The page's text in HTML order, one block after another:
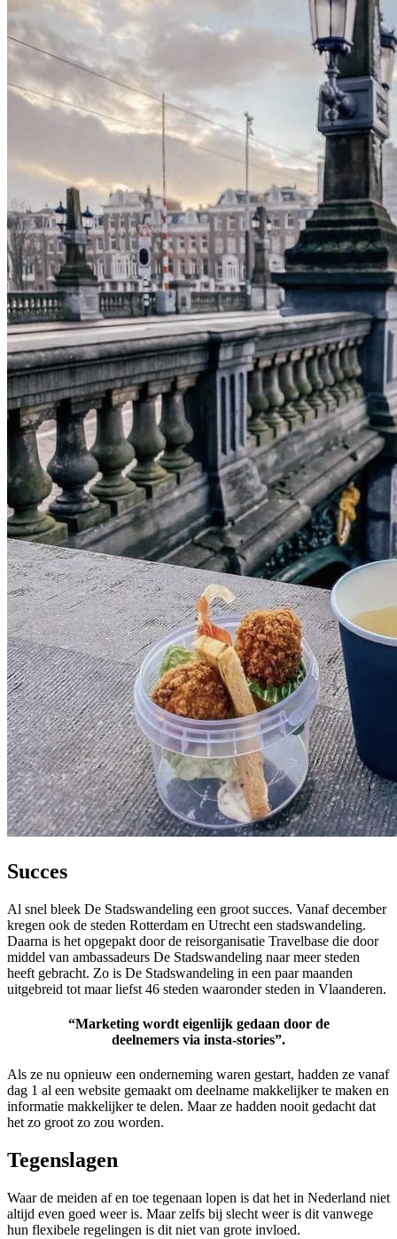
Succes
Al snel bleek De Stadswandeling een groot succes. Vanaf december
kregen ook de steden Rotterdam en Utrecht een stadswandeling.
Daarna is het opgepakt door de reisorganisatie Travelbase die door
middel van ambassadeurs De Stadswandeling naar meer steden
heeft gebracht. Zo is De Stadswandeling in een paar maanden
uitgebreid tot maar liefst 46 steden waaronder steden in Vlaanderen.
“Marketing wordt eigenlijk gedaan door de
deelnemers via insta-stories”.
Als ze nu opnieuw een onderneming waren gestart, hadden ze vanaf
dag 1 al een website gemaakt om deelname makkelijker te maken en
informatie makkelijker te delen. Maar ze hadden nooit gedacht dat
het zo groot zo zou worden.
Tegenslagen
Waar de meiden af en toe tegenaan lopen is dat het in Nederland niet
altijd even goed weer is. Maar zelfs bij slecht weer is dit vanwege
hun flexibele regelingen is dit niet van grote invloed.